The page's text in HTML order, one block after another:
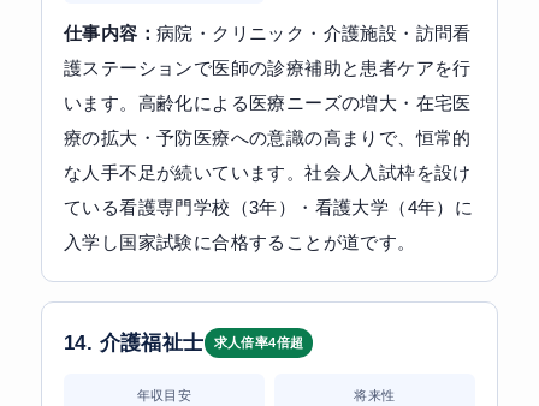
仕事内容： 病院・クリニック・介護施設・訪問看
護ステーションで医師の診療補助と患者ケアを行
います。高齢化による医療ニーズの増大・在宅医
療の拡大・予防医療への意識の高まりで、恒常的
な人手不足が続いています。社会人入試枠を設け
ている看護専門学校（3年）・看護大学（4年）に
入学し国家試験に合格することが道です。
14. 介護福祉士 求人倍率4倍超
年収目安 将来性